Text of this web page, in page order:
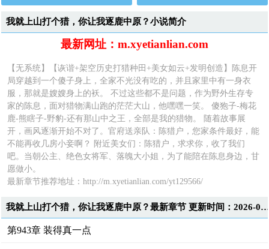
我就上山打个猎，你让我逐鹿中原？小说简介
最新网址：m.xyetianlian.com
【无系统】【诙谐+架空历史打猎种田+美女如云+发明创造】陈息开
局穿越到一个傻子身上，全家不光没有吃的，并且家里中有一身衣
服，那就是嫂嫂身上的袄。 不过这些都不是问题，作为野外生存专
家的陈息，面对猎物满山跑的茫茫大山，他嘿嘿一笑。 傻狍子-梅花
鹿-熊瞎子-野豹-还有那山中之王，全部是我的猎物。 随着故事展
开，画风逐渐开始不对了。官府送亲队：陈猎户，您家条件最好，能
不能再收几房小妾啊？ 附近美女们：陈猎户，求求你，收了我们
吧。当朝公主、绝色女将军、落魄大小姐，为了能陪在陈息身边，甘
愿做小。
最新章节推荐地址：http://m.xyetianlian.com/yt129566/
我就上山打个猎，你让我逐鹿中原？最新章节 更新时间：
第943章 装得真一点